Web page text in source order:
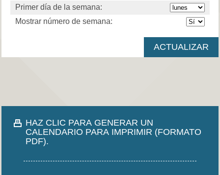
Primer día de la semana:
Mostrar número de semana:
HAZ CLIC PARA GENERAR UN
CALENDARIO PARA IMPRIMIR (FORMATO
PDF).